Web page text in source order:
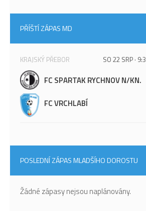
PŘÍŠTÍ ZÁPAS MD
KRAJSKÝ PŘEBOR SO 22 SRP ·
FC SPARTAK RYCHNOV N/KN.
FC VRCHLABÍ
POSLEDNÍ ZÁPAS MLADŠÍHO DOROSTU
Žádné zápasy nejsou naplánovány.